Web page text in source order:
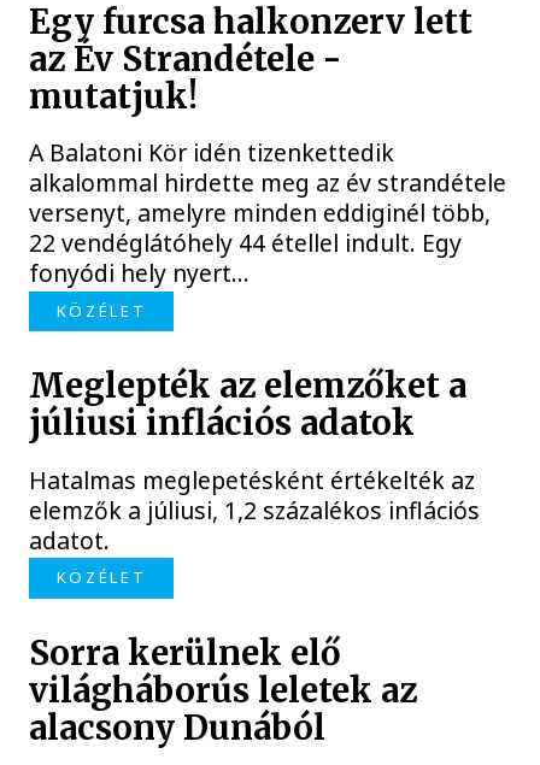
Egy furcsa halkonzerv lett
az Év Strandétele -
mutatjuk!
A Balatoni Kör idén tizenkettedik
alkalommal hirdette meg az év strandétele
versenyt, amelyre minden eddiginél több,
22 vendéglátóhely 44 étellel indult. Egy
fonyódi hely nyert...
KÖZÉLET
Meglepték az elemzőket a
júliusi inflációs adatok
Hatalmas meglepetésként értékelték az
elemzők a júliusi, 1,2 százalékos inflációs
adatot.
KÖZÉLET
Sorra kerülnek elő
világháborús leletek az
alacsony Dunából